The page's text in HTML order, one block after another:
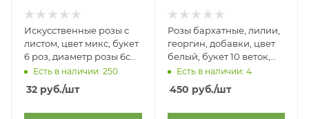
Искусственные розы с
листом, цвет микс, букет
6 роз, диаметр розы 6см,
высота букета 36 см
Есть в наличии: 250
32 руб./шт
Розы бархатные, лилии,
георгин, добавки, цвет
белый, букет 10 веток,
высота букета 52 см
Есть в наличии: 4
450 руб./шт